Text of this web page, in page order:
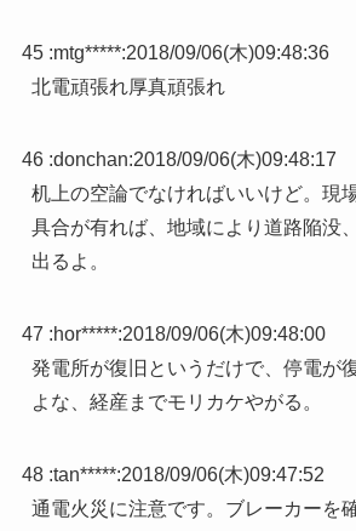
45 :mtg*****:2018/09/06(木)09:48:36
北電頑張れ厚真頑張れ
46 :donchan:2018/09/06(木)09:48:17
机上の空論でなければいいけど。現
具合が有れば、地域により道路陥没
出るよ。
47 :hor*****:2018/09/06(木)09:48:00
発電所が復旧というだけで、停電が
よな、経産までモリカケやがる。
48 :tan*****:2018/09/06(木)09:47:52
通電火災に注意です。ブレーカーを